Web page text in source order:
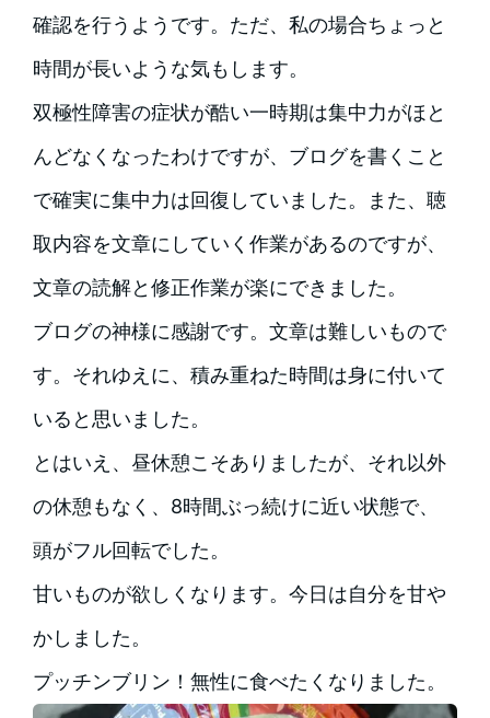
確認を行うようです。ただ、私の場合ちょっと
時間が長いような気もします。
双極性障害の症状が酷い一時期は集中力がほと
んどなくなったわけですが、ブログを書くこと
で確実に集中力は回復していました。また、聴
取内容を文章にしていく作業があるのですが、
文章の読解と修正作業が楽にできました。
ブログの神様に感謝です。文章は難しいもので
す。それゆえに、積み重ねた時間は身に付いて
いると思いました。
とはいえ、昼休憩こそありましたが、それ以外
の休憩もなく、8時間ぶっ続けに近い状態で、
頭がフル回転でした。
甘いものが欲しくなります。今日は自分を甘や
かしました。
プッチンブリン！無性に食べたくなりました。